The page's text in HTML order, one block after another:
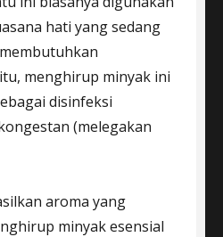
hati yang sedang
menghirup minyak ini
disinfeksi
(melegakan
aroma yang
minyak esensial